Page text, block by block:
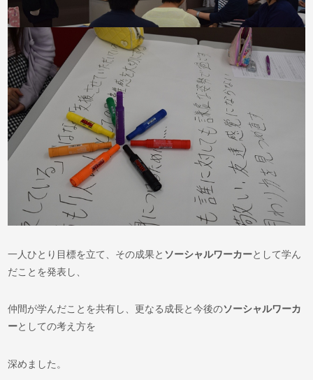
一人ひとり目標を立て、その成果と ソーシャルワーカーとして学ん
だことを発表し、
仲間が学んだことを共有し、更なる成長と今後のソーシャルワーカ
ーとしての考え方を
深めました。